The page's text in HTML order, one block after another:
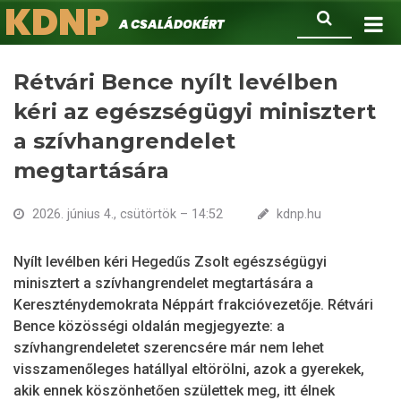
Ugrás
a
Keresés
KDNPA családokért.
Rétvári Bence nyílt levélben
kéri az egészségügyi minisztert
a szívhangrendelet
megtartására
2026. június 4., csütörtök – 14:52 kdnp.hu
Nyílt levélben kéri Hegedűs Zsolt egészségügyi
minisztert a szívhangrendelet megtartására a
Kereszténydemokrata Néppárt frakcióvezetője. Rétvári
Bence közösségi oldalán megjegyezte: a
szívhangrendeletet szerencsére már nem lehet
visszamenőleges hatállyal eltörölni, azok a gyerekek,
akik ennek köszönhetően születtek meg, itt élnek